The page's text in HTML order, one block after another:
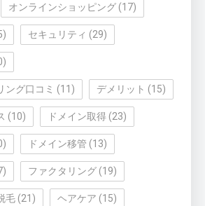
オンラインショッピング (17)
セキュリティ (29)
ング口コミ (11) デメリット (15)
(10) ドメイン取得 (23)
ドメイン移管 (13)
ファクタリング (19)
毛 (21) ヘアケア (15)